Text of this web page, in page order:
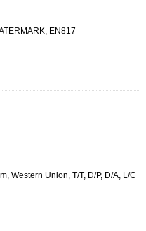
EN817
Western Union, T/T, D/P, D/A, L/C